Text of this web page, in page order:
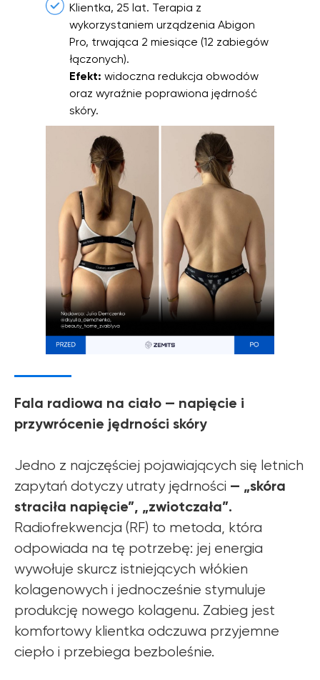
Klientka, 25 lat. Terapia z
wykorzystaniem urządzenia Abigon
Pro, trwająca 2 miesiące (12 zabiegów
łączonych).
Efekt: widoczna redukcja obwodów
oraz wyraźnie poprawiona jędrność
skóry.
Fala radiowa na ciało — napięcie i
przywrócenie jędrności skóry
Jedno z najczęściej pojawiających się letnich
zapytań dotyczy utraty jędrności — „skóra
straciła napięcie”, „zwiotczała”.
Radiofrekwencja (RF) to metoda, która
odpowiada na tę potrzebę: jej energia
wywołuje skurcz istniejących włókien
kolagenowych i jednocześnie stymuluje
produkcję nowego kolagenu. Zabieg jest
komfortowy klientka odczuwa przyjemne
ciepło i przebiega bezboleśnie.